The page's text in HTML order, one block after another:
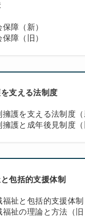
障（新）
障（旧）
支える法制度
護を支える法制度（
護と成年後見制度（
包括的支援体制
祉と包括的支援体制
祉の理論と方法（旧